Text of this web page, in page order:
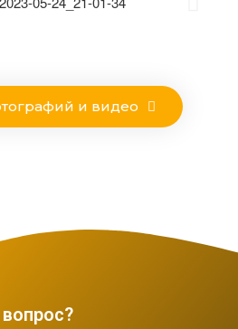
и видео